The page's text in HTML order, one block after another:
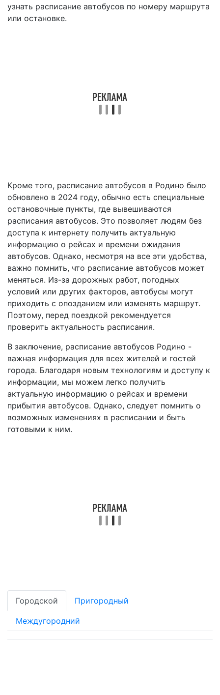
узнать расписание автобусов по номеру маршрута
или остановке.
Кроме того, расписание автобусов в Родино было
обновлено в 2024 году, обычно есть специальные
остановочные пункты, где вывешиваются
расписания автобусов. Это позволяет людям без
доступа к интернету получить актуальную
информацию о рейсах и времени ожидания
автобусов. Однако, несмотря на все эти удобства,
важно помнить, что расписание автобусов может
меняться. Из-за дорожных работ, погодных
условий или других факторов, автобусы могут
приходить с опозданием или изменять маршрут.
Поэтому, перед поездкой рекомендуется
проверить актуальность расписания.
В заключение, расписание автобусов Родино -
важная информация для всех жителей и гостей
города. Благодаря новым технологиям и доступу к
информации, мы можем легко получить
актуальную информацию о рейсах и времени
прибытия автобусов. Однако, следует помнить о
возможных изменениях в расписании и быть
готовыми к ним.
Городской Пригородный
Междугородний